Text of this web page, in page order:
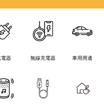
電器 無線充電器 車用周邊